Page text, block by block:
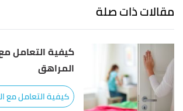
مقالات ذات صلة
كيفية التعامل
المراهق
كيفية التعامل مع